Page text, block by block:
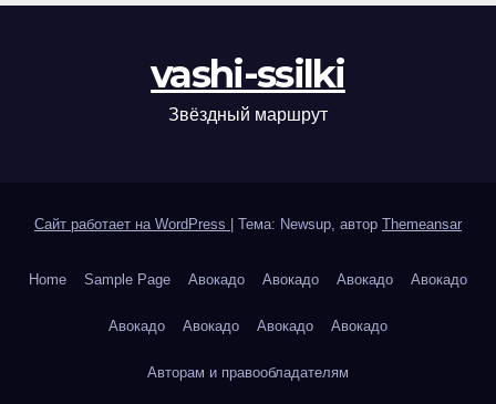
vashi-ssilki
Звёздный маршрут
Сайт работает на WordPress Тема: Newsup, автор Themeansar
Home Sample Page Авокадо Авокадо Авокадо Авокадо
Авокадо Авокадо Авокадо Авокадо
Авторам и правообладателям